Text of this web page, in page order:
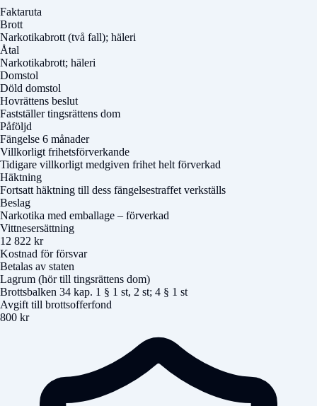
Faktaruta
Brott
Narkotikabrott (två fall); häleri
Åtal
Narkotikabrott; häleri
Domstol
Döld domstol
Hovrättens beslut
Fastställer tingsrättens dom
Påföljd
Fängelse 6 månader
Villkorligt frihetsförverkande
Tidigare villkorligt medgiven frihet helt förverkad
Häktning
Fortsatt häktning till dess fängelsestraffet verkställs
Beslag
Narkotika med emballage – förverkad
Vittnesersättning
12 822 kr
Kostnad för försvar
Betalas av staten
Lagrum (hör till tingsrättens dom)
Brottsbalken 34 kap. 1 § 1 st, 2 st; 4 § 1 st
Avgift till brottsofferfond
800 kr